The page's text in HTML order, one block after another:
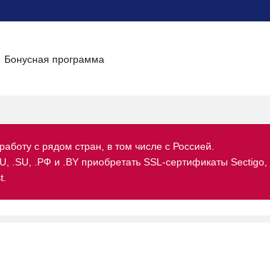
Бонусная программа
с рядом стран, в том числе с Россией.
.РФ и .BY приобретать SSL-сертификаты Sectigo,